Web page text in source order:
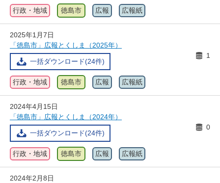
行政・地域 徳島市 広報 広報紙
2025年1月7日
「徳島市」広報とくしま（2025年）
一括ダウンロード(24件)
1
行政・地域 徳島市 広報 広報紙
2024年4月15日
「徳島市」広報とくしま（2024年）
一括ダウンロード(24件)
0
行政・地域 徳島市 広報 広報紙
2024年2月8日